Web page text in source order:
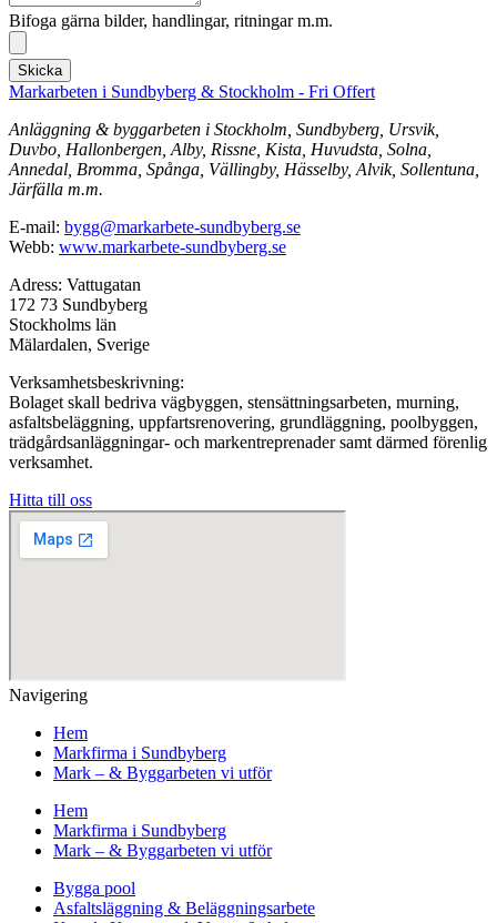
Bifoga gärna bilder, handlingar, ritningar m.m.
Skicka
Markarbeten i Sundbyberg & Stockholm - Fri Offert
Anläggning & byggarbeten i Stockholm, Sundbyberg, Ursvik,
Duvbo, Hallonbergen, Alby, Rissne, Kista, Huvudsta, Solna,
Annedal, Bromma, Spånga, Vällingby, Hässelby, Alvik, Sollentuna,
Järfälla m.m.
E-mail: bygg@markarbete-sundbyberg.se
Webb: www.markarbete-sundbyberg.se
Adress: Vattugatan
172 73 Sundbyberg
Stockholms län
Mälardalen, Sverige
Verksamhetsbeskrivning:
Bolaget skall bedriva vägbyggen, stensättningsarbeten, murning,
asfaltsbeläggning, uppfartsrenovering, grundläggning, poolbyggen,
trädgårdsanläggningar- och markentreprenader samt därmed förenlig
verksamhet.
Hitta till oss
Navigering
Hem
Markfirma i Sundbyberg
Mark – & Byggarbeten vi utför
Hem
Markfirma i Sundbyberg
Mark – & Byggarbeten vi utför
Bygga pool
Asfaltsläggning & Beläggningsarbete